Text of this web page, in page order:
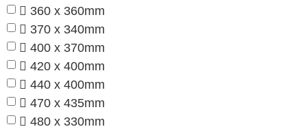
360 x 360mm
370 x 340mm
400 x 370mm
420 x 400mm
440 x 400mm
470 x 435mm
480 x 330mm